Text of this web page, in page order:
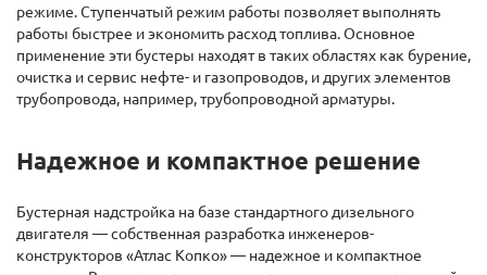
режиме. Ступенчатый режим работы позволяет выполнять
работы быстрее и экономить расход топлива. Основное
применение эти бустеры находят в таких областях как бурение,
очистка и сервис нефте- и газопроводов, и других элементов
трубопровода, например, трубопроводной арматуры.
Надежное и компактное решение
Бустерная надстройка на базе стандартного дизельного
двигателя — собственная разработка инженеров-
конструкторов «Атлас Копко» — надежное и компактное